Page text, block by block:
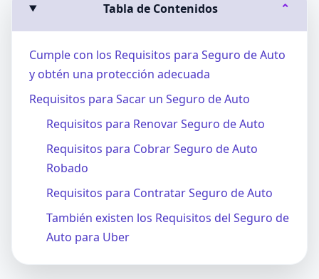
Tabla de Contenidos ⌄
Cumple con los Requisitos para Seguro de Auto
y obtén una protección adecuada
Requisitos para Sacar un Seguro de Auto
Requisitos para Renovar Seguro de Auto
Requisitos para Cobrar Seguro de Auto
Robado
Requisitos para Contratar Seguro de Auto
También existen los Requisitos del Seguro de
Auto para Uber